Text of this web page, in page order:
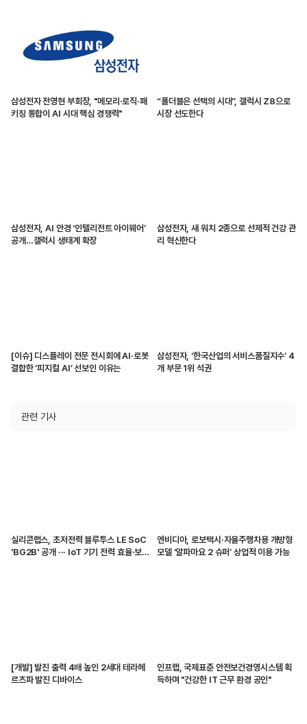
삼성전자 전영현 부회장, "메모리·로직·패
키징 통합이 AI 시대 핵심 경쟁력"
“폴더블은 선택의 시대”, 갤럭시 Z8으로
시장 선도한다
삼성전자, AI 안경 ‘인텔리전트 아이웨어’
공개…갤럭시 생태계 확장
삼성전자, 새 워치 2종으로 선제적 건강 관
리 혁신한다
[이슈] 디스플레이 전문 전시회에 AI·로봇
결합한 ‘피지컬 AI’ 선보인 이유는
삼성전자, ‘한국산업의 서비스품질지수’ 4
개 부문 1위 석권
관련 기사
실리콘랩스, 초저전력 블루투스 LE SoC
'BG2B' 공개 ··· IoT 기기 전력 효율·보안
엔비디아, 로보택시·자율주행차용 개방형
모델 ‘알파마요 2 슈퍼’ 상업적 이용 가능
[개발] 발진 출력 4배 높인 2세대 테라헤
르츠파 발진 디바이스
인프랩, 국제표준 안전보건경영시스템 획
득하며 "건강한 IT 근무 환경 공인"